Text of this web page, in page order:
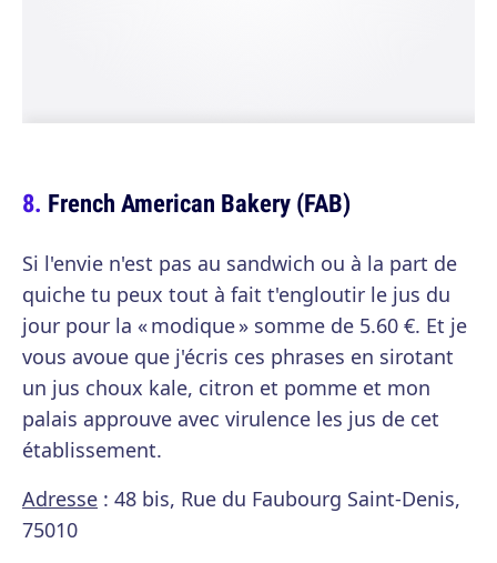
French American Bakery (FAB)
Si l'envie n'est pas au sandwich ou à la part de
quiche tu peux tout à fait t'engloutir le jus du
jour pour la « modique » somme de 5.60 €. Et je
vous avoue que j'écris ces phrases en sirotant
un jus choux kale, citron et pomme et mon
palais approuve avec virulence les jus de cet
établissement.
Adresse : 48 bis, Rue du Faubourg Saint-Denis,
75010